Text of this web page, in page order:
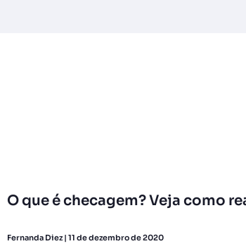
O que é checagem? Veja como
Fernanda Diez 11 de dezembro de 2020